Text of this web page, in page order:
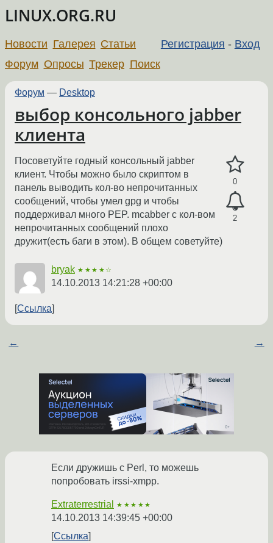
LINUX.ORG.RU
Регистрация - Вход
Новости Галерея Статьи
Форум Опросы Трекер Поиск
Форум — Desktop
выбор консольного jabber
клиента
0
2
Посоветуйте годный консольный jabber
клиент. Чтобы можно было скриптом в
панель выводить кол-во непрочитанных
сообщений, чтобы умел gpg и чтобы
поддерживал много PEP. mcabber с кол-вом
непрочитанных сообщений плохо
дружит(есть баги в этом). В общем советуйте)
bryak ★★★★☆
14.10.2013 14:21:28 +00:00
Ссылка
← →
Если дружишь с Perl, то можешь
попробовать irssi-xmpp.
Extraterrestrial ★★★★★
14.10.2013 14:39:45 +00:00
Ссылка